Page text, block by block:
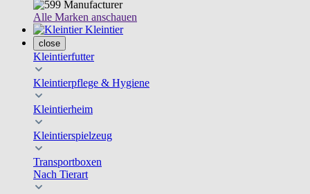
Alle Marken anschauen
Kleintier
close
Kleintierfutter
Kleintierpflege & Hygiene
Kleintierheim
Kleintierspielzeug
Transportboxen
Nach Tierart